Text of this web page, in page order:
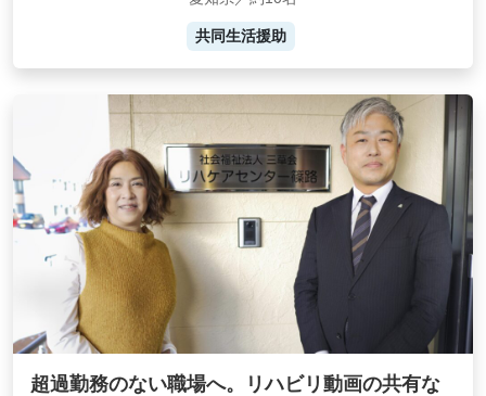
共同生活援助
超過勤務のない職場へ。リハビリ動画の共有な